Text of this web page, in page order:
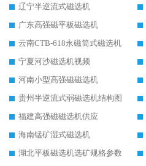
辽宁半逆流式磁选机
广东高强磁平板磁选机
云南CTB-618永磁筒式磁选机
宁夏河沙磁选机视频
河南小型高强磁磁选机
贵州半逆流式弱磁选机结构图
福建高强磁磁选机供应
海南锰矿湿式磁选机
湖北平板磁选机选矿规格参数